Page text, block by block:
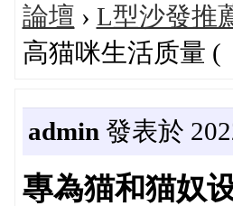
論壇 › L型沙發推
高猫咪生活质量 (
admin 發表於
專為猫和猫奴